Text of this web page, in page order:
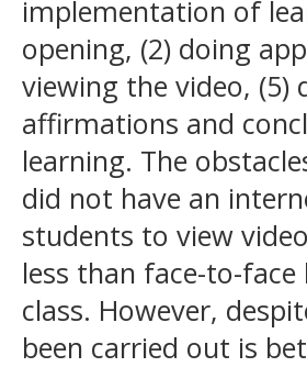
implementation of
opening, (2) doing
viewing the video, (5)
affirmations and
learning. The
did not have an
students to view
less than face-to-
class. However,
been carried out is